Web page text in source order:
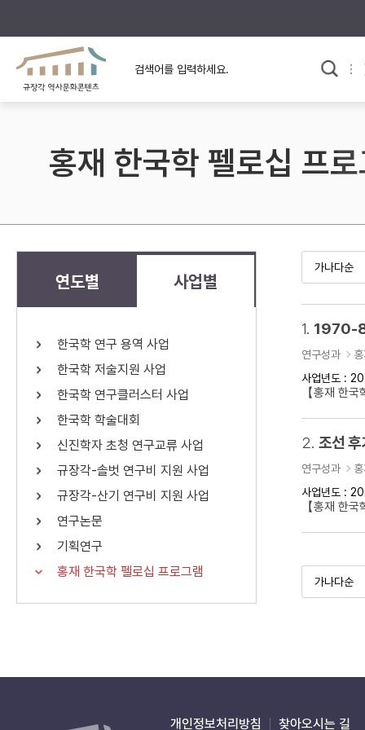
규장각의 어제와 오늘
규장각 소개영상
사료와 문학으로 본
고대
고려
조선 후기
근대
검색 연산자 사용안내
연산자
AND
OR 정조 OR 정약용 “정조” 또는 “
료를 검색
홍재 한국학 펠로십 프
연도별 사업별
한국학 연구 용역 사업
한국학 저술지원 사업
한국학 연구클러스터 사업
한국학 학술대회
신진학자 초청 연구교류 사업
규장각-솔벗 연구비 지원 사업
규장각-산기 연구비 지원 사업
연구논문
기획연구
홍재 한국학 펠로십 프로그램
1. 1970-
연구성과
사업년도 :
【홍재 한
2. 조선 후
연구성과
사업년도 :
【홍재
개인정보처리방침 찾아오시는 길